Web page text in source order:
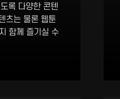
록 다양한 콘텐
츠는 물론 웹툰
함께 즐기실 수